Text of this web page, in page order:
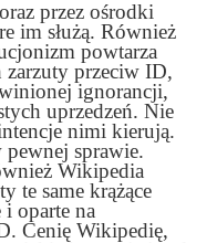
przez ośrodki
im służą. Również
powtarza
zarzuty przeciw ID,
ignorancji,
uprzedzeń. Nie
nimi kierują.
pewnej sprawie.
Wikipedia
te same krążące
oparte na
Cenię Wikipedię,